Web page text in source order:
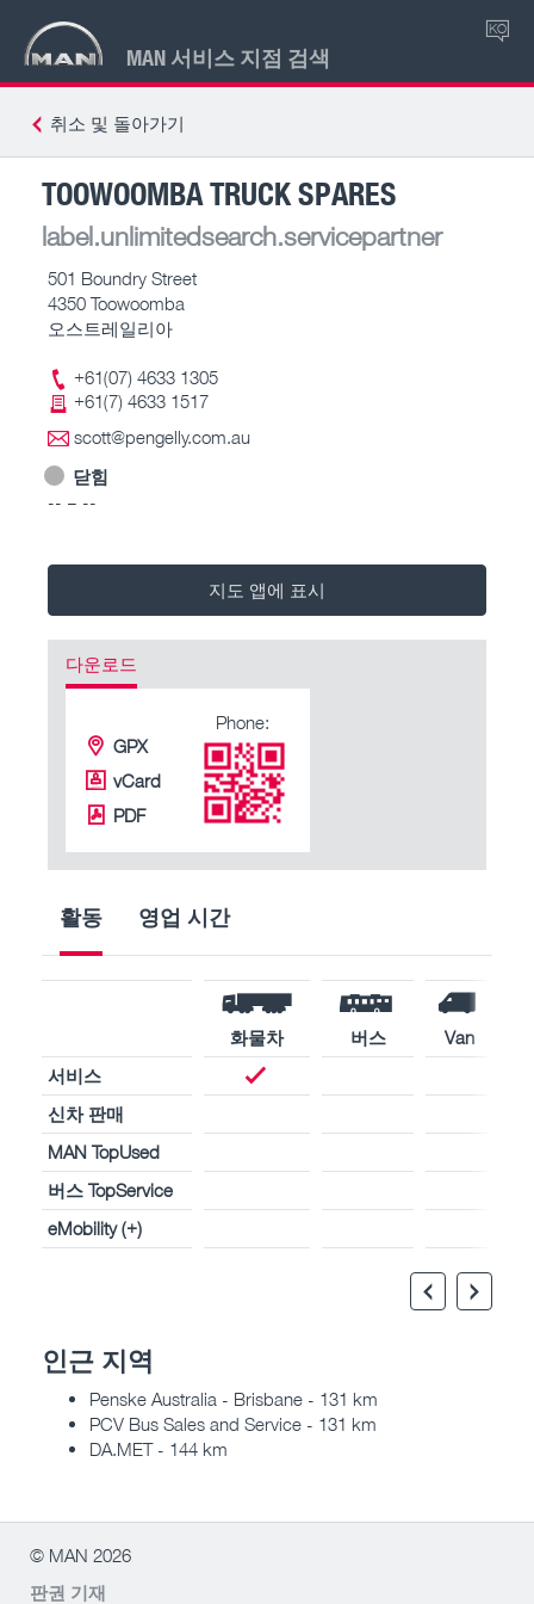
MAN 서비스 지점 검색
KO
취소 및 돌아가기
TOOWOOMBA TRUCK SPARES
label.unlimitedsearch.servicepartner
501 Boundry Street
4350 Toowoomba
오스트레일리아
+61(07) 4633 1305
+61(7) 4633 1517
scott@pengelly.com.au
닫힘
-- – --
지도 앱에 표시
다운로드
GPX
vCard
PDF
Phone:
활동 영업 시간
화물차 버스
Van
서비스
신차 판매
MAN TopUsed
버스 TopService
eMobility (+)
인근 지역
Penske Australia - Brisbane - 131 km
PCV Bus Sales and Service - 131 km
DA.MET - 144 km
© MAN 2026
판권 기재